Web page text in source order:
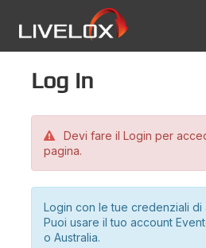
Log in
Devi fare il Login per
pagina.
Login con le tue credenziali di
Puoi usare il tuo account
o Australia.